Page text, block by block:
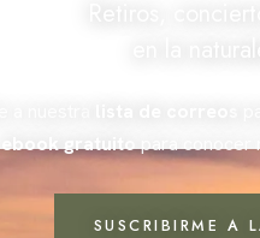
ebook gratuitopara conocer
SUSCRIBIRME A